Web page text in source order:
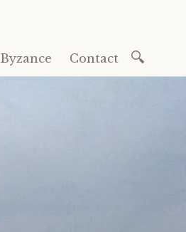
Byzance Contact